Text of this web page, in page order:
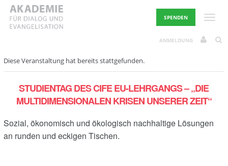
Skip
content
SPENDEN
ANMELDUNG
Diese Veranstaltung hat bereits stattgefunden.
STUDIENTAG DES CIFE EU-LEHRGANGS – „DIE
MULTIDIMENSIONALEN KRISEN UNSERER ZEIT“
Sozial, ökonomisch und ökologisch nachhaltige Lösungen
an runden und eckigen Tischen.